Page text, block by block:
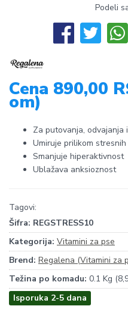
Podeli
Cena 890,00
om)
Za putovanja, odvajanja
Umiruje prilikom
Smanjuje hiperaktivnost
Ublažava anksioznost
Tagovi:
Šifra: REGSTRESS10
Kategorija: Vitamini za pse
Brend: Regalena (Vitamini za
Težina po komadu: 0.1 Kg
Isporuka 2-5 dana